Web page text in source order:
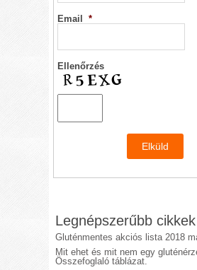
Email *
Ellenőrzés
Legnépszerűbb cikkek
Gluténmentes akciós lista 2018
Mit ehet és mit nem egy
Összefoglaló táblázat.